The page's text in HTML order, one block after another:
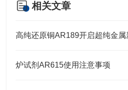
相关文章
高纯还原铜AR189开启超纯金属
炉试剂AR615使用注意事项